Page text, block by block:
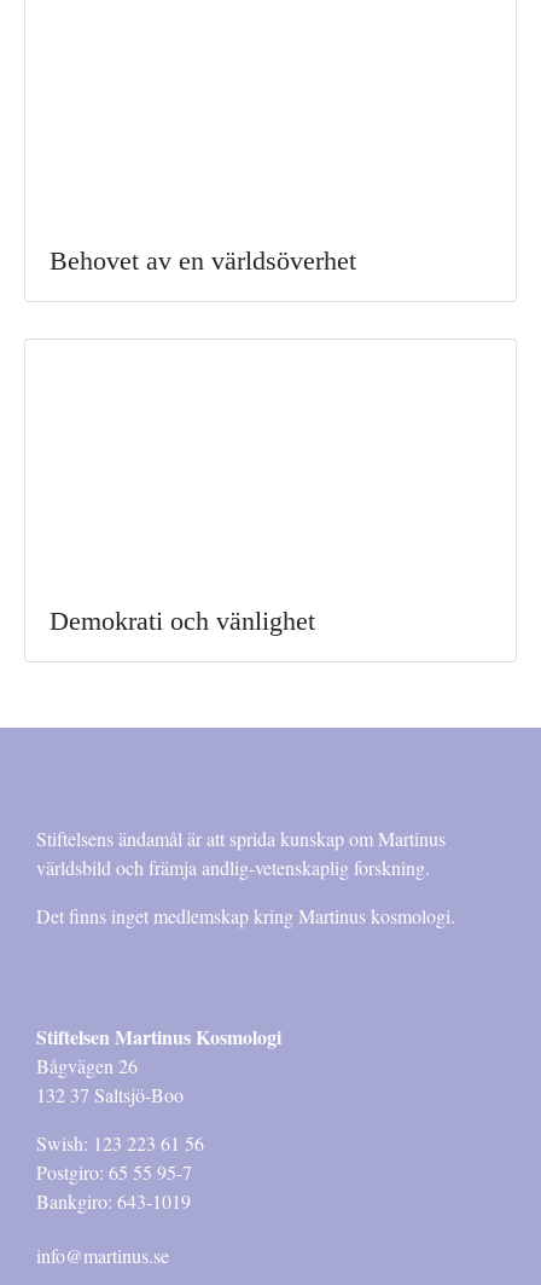
Behovet av en världsöverhet
Demokrati och vänlighet
Stiftelsens ändamål är att sprida kunskap om Martinus
världsbild och främja andlig-vetenskaplig forskning.
Det finns inget medlemskap kring Martinus kosmologi.
Stiftelsen Martinus Kosmologi
Bågvägen 26
132 37 Saltsjö-Boo
Swish: 123 223 61 56
Postgiro: 65 55 95-7
Bankgiro: 643-1019
info@martinus.se